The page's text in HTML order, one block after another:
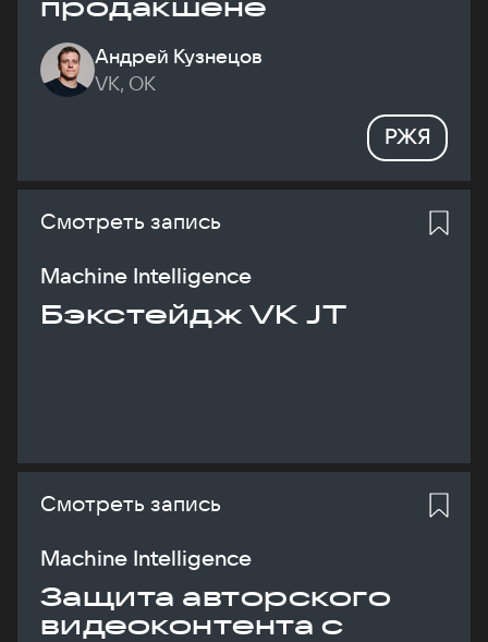
продакшене
Андрей Кузнецов
VK, ОК
РЖЯ
Смотреть запись
Machine Intelligence
Бэкстейдж VK JT
Смотреть запись
Machine Intelligence
Защита авторского
видеоконтента с